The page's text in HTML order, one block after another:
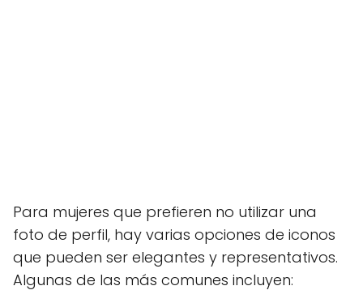
Para mujeres que prefieren no utilizar una
foto de perfil, hay varias opciones de iconos
que pueden ser elegantes y representativos.
Algunas de las más comunes incluyen: